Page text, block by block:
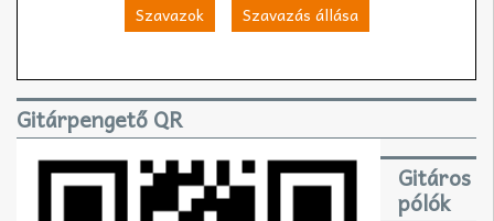
Szavazok Szavazás állása
Gitárpengető QR
Gitáros
pólók